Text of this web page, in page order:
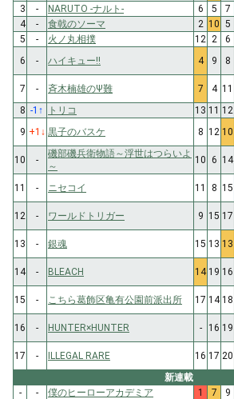
3
- NARUTO -ナルト- 6 5 7
4
- 食戟のソーマ 2 10 5
5
- 火ノ丸相撲 12 2 6
6
- ハイキュー!! 4 9 8
7
- 斉木楠雄のΨ難 7 4 11
8 -1 ↑ トリコ 13 11 12
9 +1 ↓ 黒子のバスケ 8 12 10
10
-
磯部磯兵衛物語～浮世はつらいよ
～
10 6 14
11
- ニセコイ 11 8 15
12
- ワールドトリガー 9 15 17
13
- 銀魂 15 13 13
14
- BLEACH 14 19 16
15
- こちら葛飾区亀有公園前派出所 17 14 18
16
- HUNTER×HUNTER - 16 19
17
- ILLEGAL RARE 16 17 20
新連載
-
- 僕のヒーローアカデミア 1 7 9